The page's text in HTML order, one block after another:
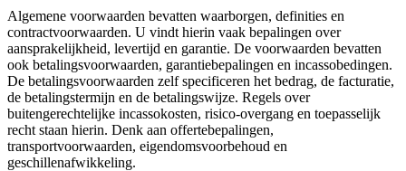
Algemene voorwaarden bevatten waarborgen, definities en
contractvoorwaarden. U vindt hierin vaak bepalingen over
aansprakelijkheid, levertijd en garantie. De voorwaarden bevatten
ook betalingsvoorwaarden, garantiebepalingen en incassobedingen.
De betalingsvoorwaarden zelf specificeren het bedrag, de facturatie,
de betalingstermijn en de betalingswijze. Regels over
buitengerechtelijke incassokosten, risico-overgang en toepasselijk
recht staan hierin. Denk aan offertebepalingen,
transportvoorwaarden, eigendomsvoorbehoud en
geschillenafwikkeling.